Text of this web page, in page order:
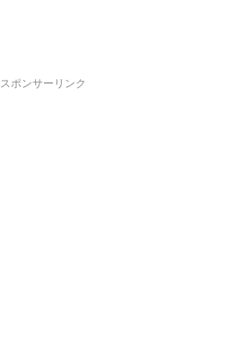
スポンサーリンク